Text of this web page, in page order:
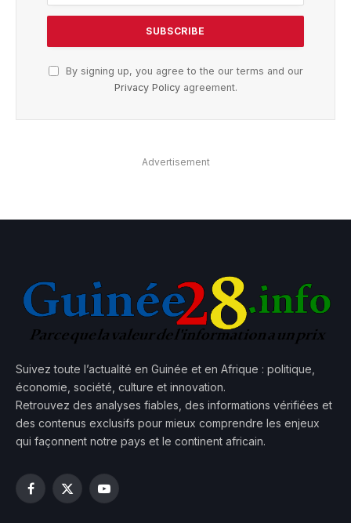
By signing up, you agree to the our terms and our
Privacy Policyagreement.
Advertisement
Suivez toute l’actualité en Guinée et en Afrique : politique,
économie, société, culture et innovation.
Retrouvez des analyses fiables, des informations vérifiées et
des contenus exclusifs pour mieux comprendre les enjeux
qui façonnent notre pays et le continent africain.
Facebook
X
YouTube